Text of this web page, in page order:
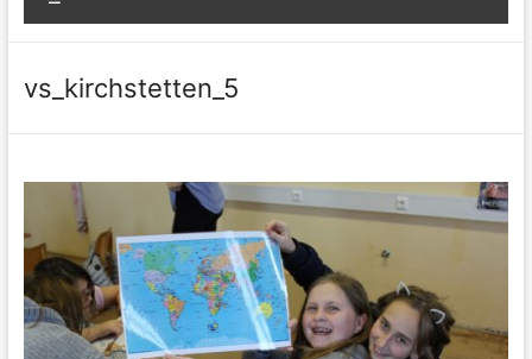
vs_kirchstetten_5